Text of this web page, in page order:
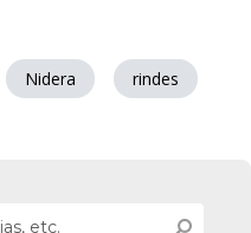
Nidera rindes